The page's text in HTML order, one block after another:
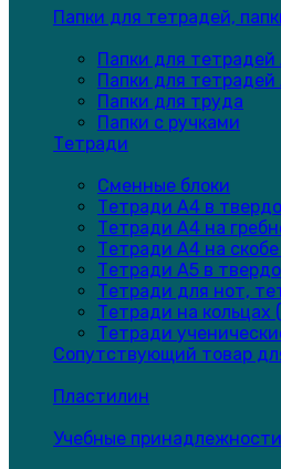
Папки для тетрадей,
Папки для тетрадей
Папки для тетрадей
Папки для труда
Папки с ручками
Тетради
Сменные блоки
Тетради А4 в
Тетради А4 на
Тетради А4 на
Тетради А5 в
Тетради для нот,
Тетради на
Тетради
Сопутствующий товар
Пластилин
Учебные принадлежности